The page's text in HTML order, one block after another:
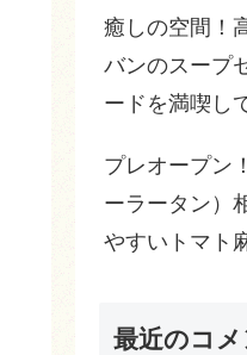
癒しの空間！
バンのスープ
ードを満喫し
プレオープン
ーラータン）
やすいトマト
最近のコメ